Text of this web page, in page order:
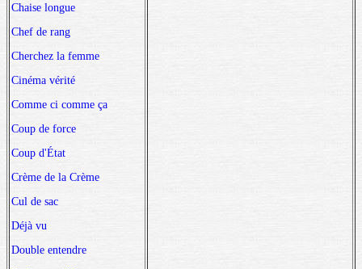
Chaise longue
Chef de rang
Cherchez la femme
Cinéma vérité
Comme ci comme ça
Coup de force
Coup d'État
Crème de la Crème
Cul de sac
Déjà vu
Double entendre